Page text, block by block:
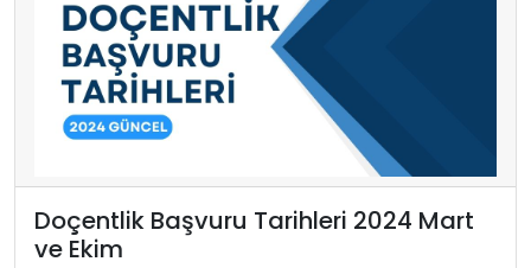
Doçentlik Başvuru Tarihleri 2024 Mart
ve Ekim